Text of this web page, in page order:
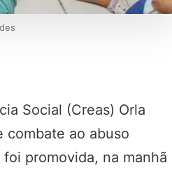
Social (Creas) Orla
combate ao abuso
promovida, na manhã